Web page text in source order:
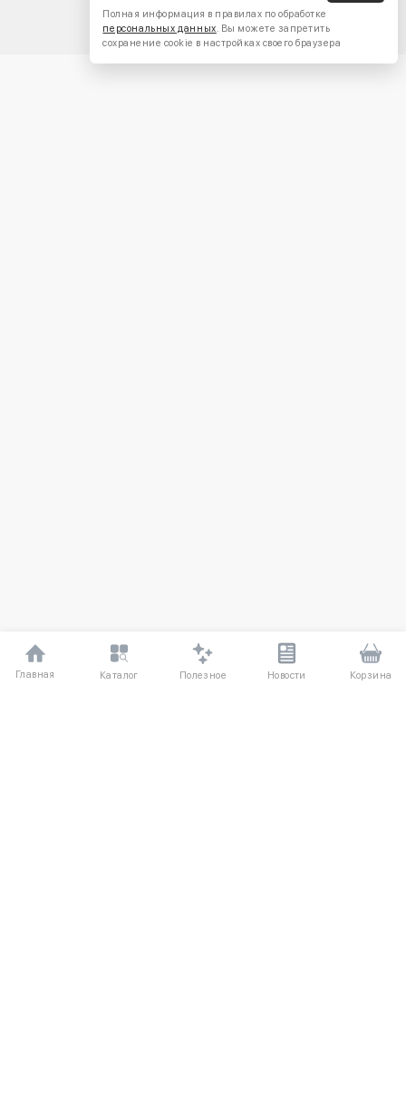
Главная Каталог Полезное Новости Корзина
Полная информация в правилах по обработке
персональных данных. Вы можете запретить
сохранение cookie в настройках своего браузера